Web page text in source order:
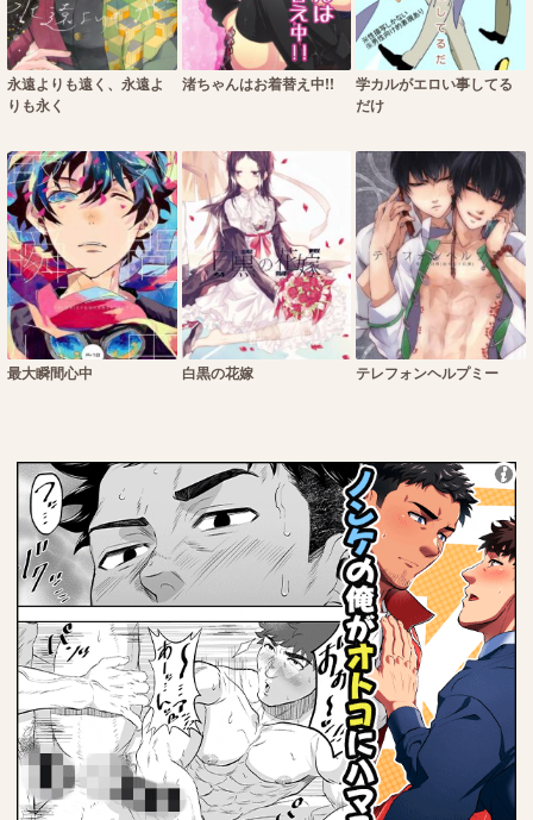
永遠よりも遠く、永遠よ
りも永く
渚ちゃんはお着替え中!!
学カルがエロい事してる
だけ
最大瞬間心中 白黒の花嫁 テレフォンヘルプミー